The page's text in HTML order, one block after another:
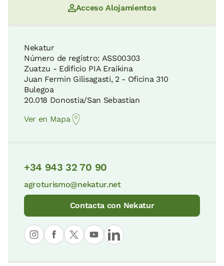
Acceso Alojamientos
Nekatur
Número de registro: ASS00303
Zuatzu - Edificio PIA Eraikina
Juan Fermin Gilisagasti, 2 - Oficina 310
Bulegoa
20.018 Donostia/San Sebastian
Ver en Mapa
+34 943 32 70 90
agroturismo@nekatur.net
Contacta con Nekatur